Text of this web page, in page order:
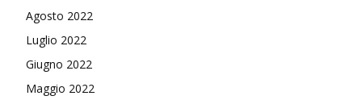
Agosto 2022
Luglio 2022
Giugno 2022
Maggio 2022